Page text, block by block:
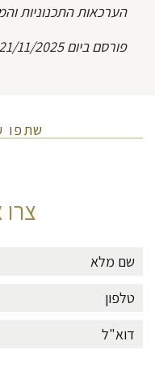
הערכאות התכנוניות
פורסם ביום 21/11/2025. עדכון אחרון: 28/03/2026.
שתפו